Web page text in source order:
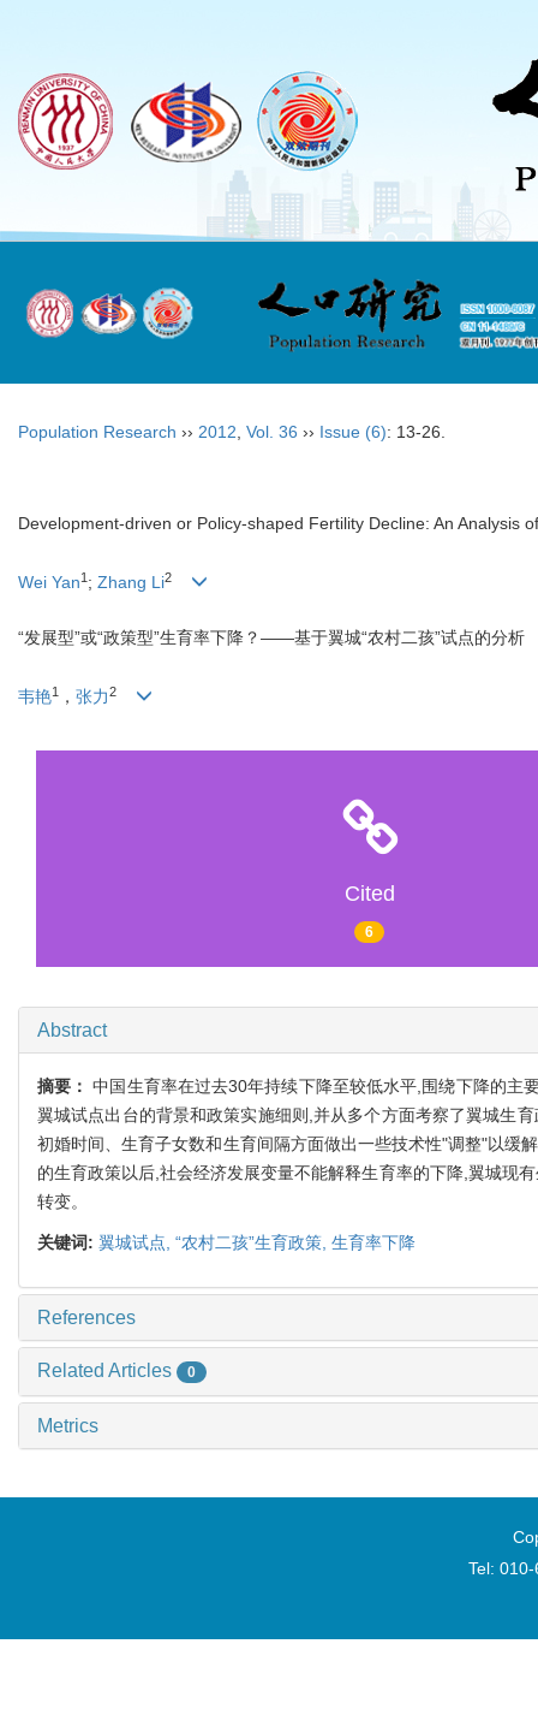
Population Research ›› 2012 Vol. 36 ›› Issue (6): 13-26.
Development-driven or Policy-shaped Fertility Decline: An Analysis
Wei Yan1 ; Zhang Li2
“发展型”或“政策型”生育率下降？——基于翼城“农村二孩”试点的分析
韦艳1 ， 张力2
Cited
6
Abstract
摘要：中国生育率在过去30年持续下降至较低水平,围绕下降的主
翼城试点出台的背景和政策实施细则,并从多个方面考察了翼城生
初婚时间、生育子女数和生育间隔方面做出一些技术性"调整"以缓
的生育政策以后,社会经济发展变量不能解释生育率的下降,翼城现
转变。
关键词: 翼城试点, “农村二孩”生育政策, 生育率下降
References
Related Articles 0
Metrics
Tel: